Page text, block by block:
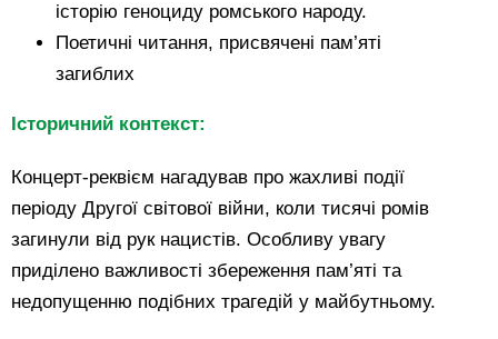
історію геноциду ромського народу.
Поетичні читання, присвячені пам’яті
загиблих
Історичний контекст:
Концерт-реквієм нагадував про жахливі події
періоду Другої світової війни, коли тисячі ромів
загинули від рук нацистів. Особливу увагу
приділено важливості збереження пам’яті та
недопущенню подібних трагедій у майбутньому.